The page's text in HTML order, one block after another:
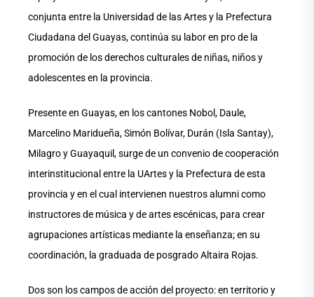
conjunta entre la Universidad de las Artes y la Prefectura
Ciudadana del Guayas, continúa su labor en pro de la
promoción de los derechos culturales de niñas, niños y
adolescentes en la provincia.
Presente en Guayas, en los cantones Nobol, Daule,
Marcelino Maridueña, Simón Bolívar, Durán (Isla Santay),
Milagro y Guayaquil, surge de un convenio de cooperación
interinstitucional entre la UArtes y la Prefectura de esta
provincia y en el cual intervienen nuestros alumni como
instructores de música y de artes escénicas, para crear
agrupaciones artísticas mediante la enseñanza; en su
coordinación, la graduada de posgrado Altaira Rojas.
Dos son los campos de acción del proyecto: en territorio y